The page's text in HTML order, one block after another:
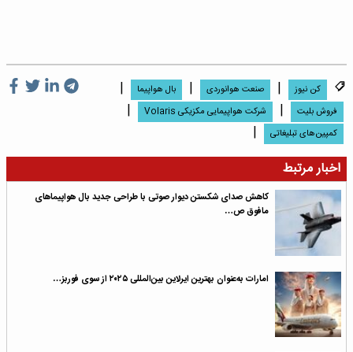
کن نیوز | صنعت هوانوردی | بال هواپیما |
فروش بلیت | شرکت هواپیمایی مکزیکی Volaris |
کمپین‌های تبلیغاتی
|
اخبار مرتبط
کاهش صدای شکستن دیوار صوتی با طراحی جدید بال هواپیماهای
مافوق ص…
امارات به‌عنوان بهترین ایرلاین بین‌المللی ۲۰۲۵ از سوی فوربز…